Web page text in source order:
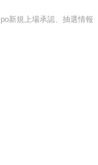
ipo新規上場承認、抽選情報